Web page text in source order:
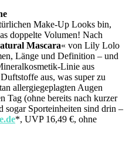
Make-Up Looks bin,
doppelte Volumen! Nach
Mascara« von Lily Lolo
Länge und Definition – und
Linie aus
aus, was super zu
allergiegeplagten Augen
Tag (ohne bereits nach kurzer
sogar Sporteinheiten sind drin –
*, UVP 16,49 €, ohne